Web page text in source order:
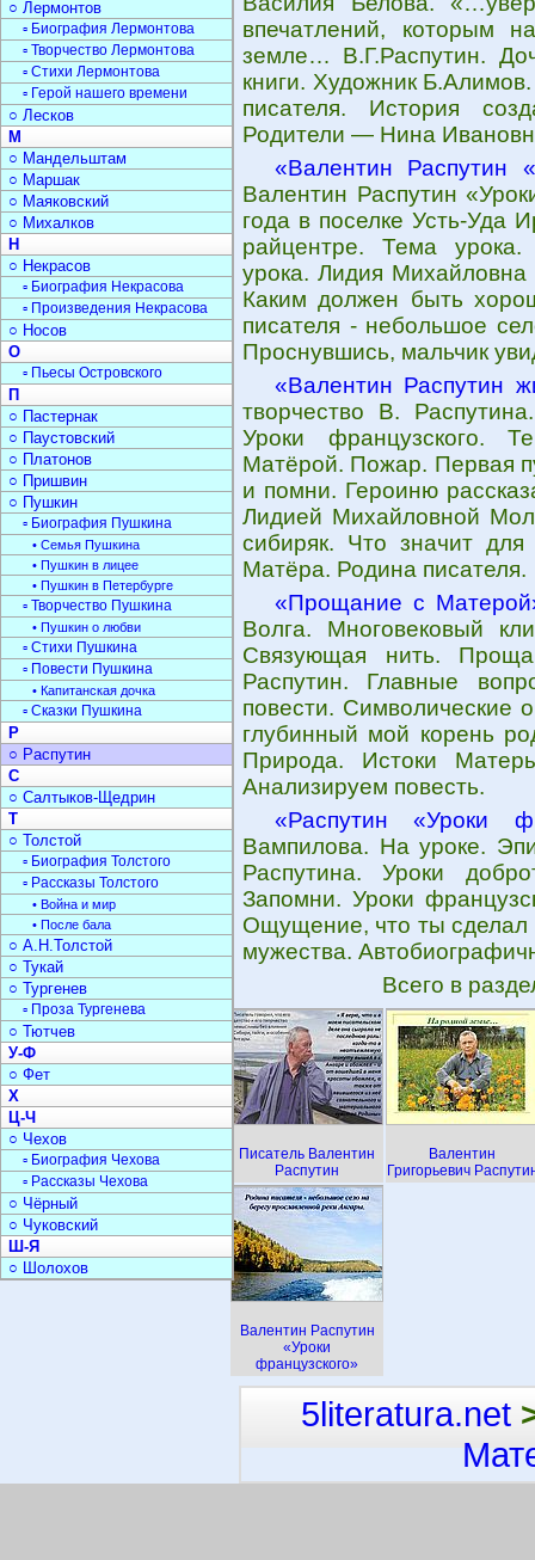
впечатлений, которым
земле… В.Г.Распутин.
книги. Художник
писателя. История
Родители — Нина
«Валентин Распутин
Валентин Распутин
года в поселке Усть-Уда
райцентре. Тема урока.
урока. Лидия
Каким должен быть
писателя - небольшое
Проснувшись, мальчик
«Валентин Распутин
творчество В.
Уроки французского.
Матёрой. Пожар. Первая
и помни. Героиню
Лидией Михайловной
сибиряк. Что значит
Матёра. Родина писателя.
«Прощание с
Волга. Многовековый
Связующая нить.
Распутин. Главные
повести. Символические
глубинный мой корень
Природа. Истоки
Анализируем повесть.
«Распутин «Уроки
Вампилова. На уроке.
Распутина. Уроки
Запомни. Уроки
Ощущение, что ты сделал
мужества.
Всего в
Писатель Валентин
Распутин
Валентин
Григорьевич
Валентин Распутин
«Уроки
французского»
○ Лермонтов
▫ Биография Лермонтова
▫ Творчество Лермонтова
▫ Стихи Лермонтова
▫ Герой нашего времени
○ Лесков
М
○ Мандельштам
○ Маршак
○ Маяковский
○ Михалков
Н
○ Некрасов
▫ Биография Некрасова
▫ Произведения Некрасова
○ Носов
О
▫ Пьесы Островского
П
○ Пастернак
○ Паустовский
○ Платонов
○ Пришвин
○ Пушкин
▫ Биография Пушкина
• Семья Пушкина
• Пушкин в лицее
• Пушкин в Петербурге
▫ Творчество Пушкина
• Пушкин о любви
▫ Стихи Пушкина
▫ Повести Пушкина
• Капитанская дочка
▫ Сказки Пушкина
Р
○ Распутин
С
○ Салтыков-Щедрин
Т
○ Толстой
▫ Биография Толстого
▫ Рассказы Толстого
• Война и мир
• После бала
○ А.Н.Толстой
○ Тукай
○ Тургенев
▫ Проза Тургенева
○ Тютчев
У-Ф
○ Фет
Х
Ц-Ч
○ Чехов
▫ Биография Чехова
▫ Рассказы Чехова
○ Чёрный
○ Чуковский
Ш-Я
○ Шолохов
5literatura.net